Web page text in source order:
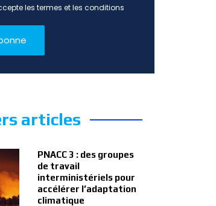
les termes et les conditions
articles
PNACC 3 : des groupes
de travail
interministériels pour
accélérer l’adaptation
climatique